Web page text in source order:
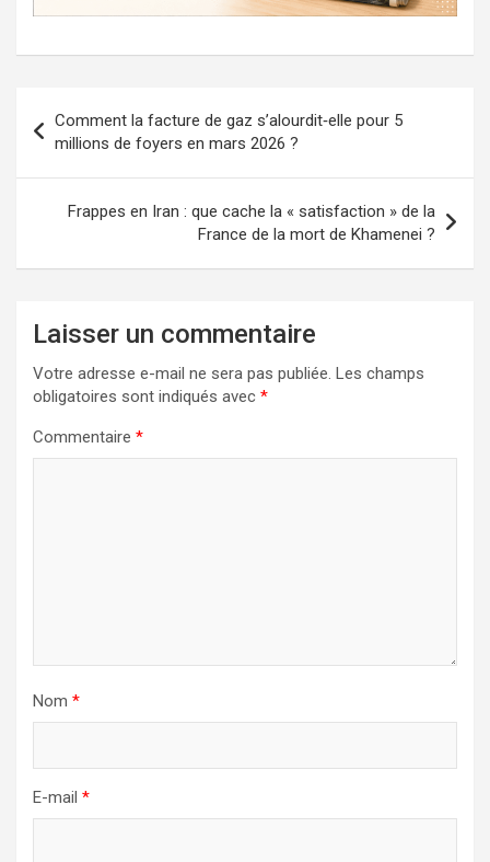
de
l’article
Comment la facture de gaz s’alourdit‑elle pour 5
millions de foyers en mars 2026 ?
Frappes en Iran : que cache la « satisfaction » de la
France de la mort de Khamenei ?
Laisser un commentaire
Votre adresse e-mail ne sera pas publiée. Les champs
obligatoires sont indiqués avec *
Commentaire *
Nom *
E-mail *